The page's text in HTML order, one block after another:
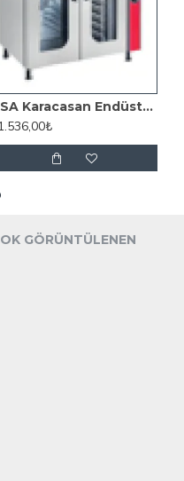
CSA Karacasan Endüstriyel Mayalandırma Kabini 10 Tepsi Kapasiteli
GÖRÜNTÜLENEN